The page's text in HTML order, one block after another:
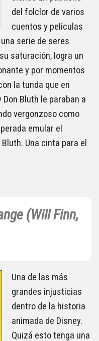
del folclor de varios
cuentos y películas
serie de seres
saturación, logra un
y por momentos
la tunda que en
Bluth le paraban a
vergonzoso como
emular el
Una cinta para el
(Will Finn,
Una de las más
grandes injusticias
dentro de la historia
animada de Disney.
Quizá esto tenga una